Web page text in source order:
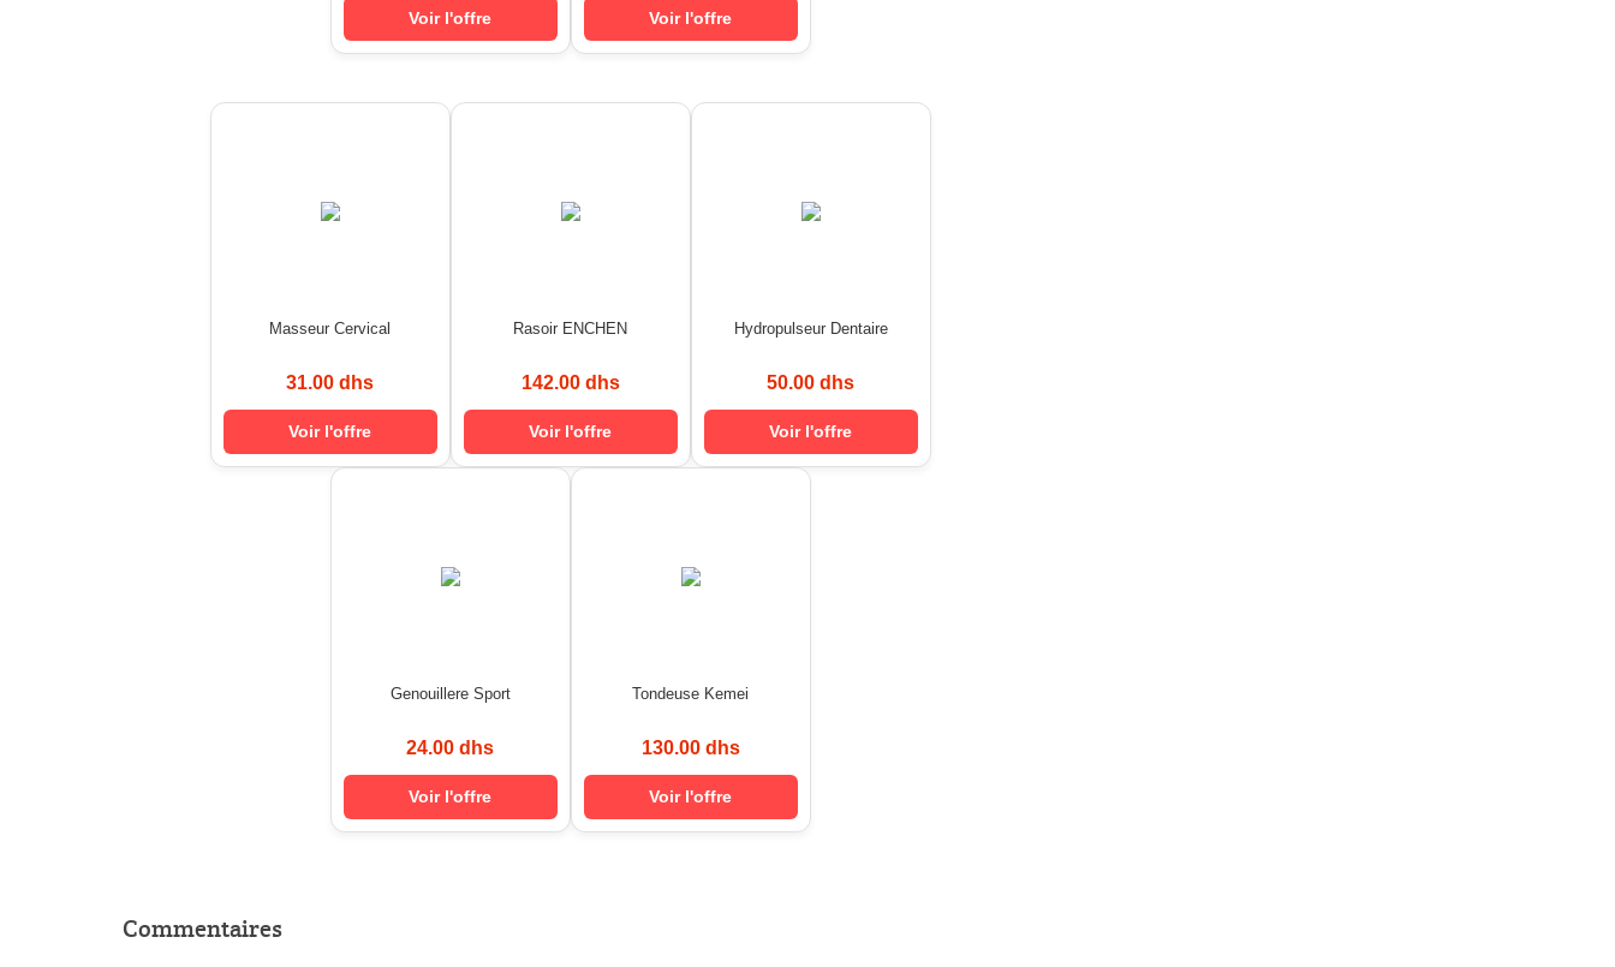
Voir l'offre Voir l'offre
Masseur Cervical
31.00 dhs
Voir l'offre
Rasoir ENCHEN
142.00 dhs
Voir l'offre
Hydropulseur Dentaire
50.00 dhs
Voir l'offre
Genouillere Sport
24.00 dhs
Voir l'offre
Tondeuse Kemei
130.00 dhs
Voir l'offre
Commentaires